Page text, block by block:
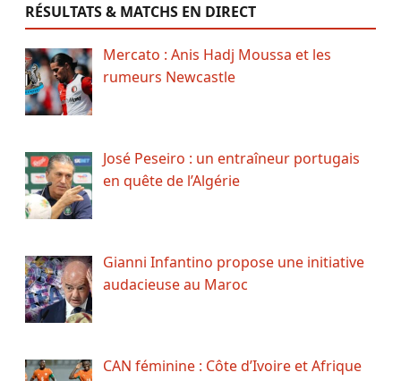
RÉSULTATS & MATCHS EN DIRECT
Mercato : Anis Hadj Moussa et les
rumeurs Newcastle
José Peseiro : un entraîneur portugais
en quête de l’Algérie
Gianni Infantino propose une initiative
audacieuse au Maroc
CAN féminine : Côte d’Ivoire et Afrique